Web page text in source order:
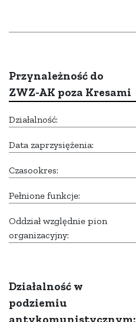
Przynależność do
ZWZ-AK poza Kresami
Działalność:
Data zaprzysiężenia:
Czasookres:
Pełnione funkcje:
Oddział względnie pion
organizacyjny:
Działalność w
podziemiu